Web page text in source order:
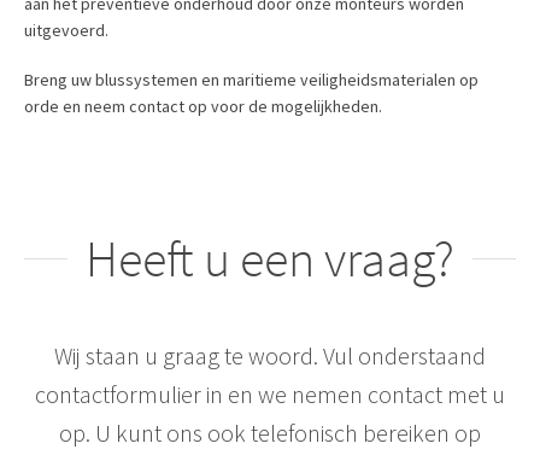
uitgevoerd.
Breng uw blussystemen en maritieme veiligheidsmaterialen op
orde en neem contact op voor de mogelijkheden.
Heeft u een vraag?
Wij staan u graag te woord. Vul onderstaand
contactformulier in en we nemen contact met u
op. U kunt ons ook telefonisch bereiken op